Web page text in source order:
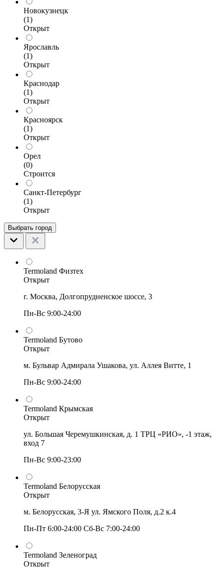
Новокузнецк
(1)
Открыт
Ярославль
(1)
Открыт
Краснодар
(1)
Открыт
Красноярск
(1)
Открыт
Орел
(0)
Строится
Санкт-Петербург
(1)
Открыт
Выбрать город
Termoland Физтех
Открыт
г. Москва, Долгопрудненское шоссе, 3
Пн-Вс 9:00-24:00
Termoland Бутово
Открыт
м. Бульвар Адмирала Ушакова, ул. Аллея Витте, 1
Пн-Вс 9:00-24:00
Termoland Крымская
Открыт
ул. Большая Черемушкинская, д. 1 ТРЦ «РИО», -1 этаж,
вход 7
Пн-Вс 9:00-23:00
Termoland Белорусская
Открыт
м. Белорусская, 3-Я ул. Ямского Поля, д.2 к.4
Пн-Пт 6:00-24:00 Сб-Вс 7:00-24:00
Termoland Зеленоград
Открыт